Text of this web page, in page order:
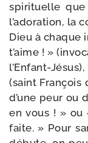
spi­ri­tuelle que
l’a­do­ra­tion, la
Dieu à chaque
t’aime ! »
l’Enfant-​
(saint François
d’une peur ou
en vous ! » ou
faite. » Pour